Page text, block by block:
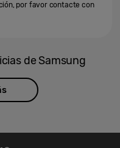
por favor contacte con
de Samsung